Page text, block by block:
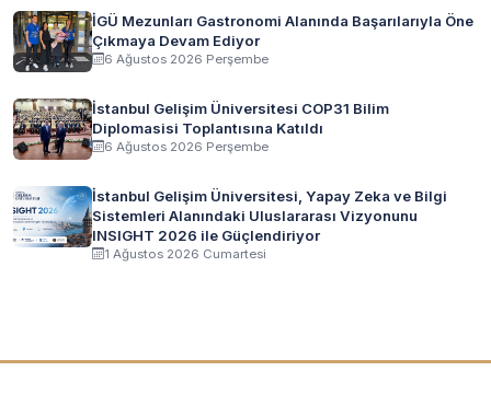
İGÜ Mezunları Gastronomi Alanında Başarılarıyla Öne
Çıkmaya Devam Ediyor
6 Ağustos 2026 Perşembe
İstanbul Gelişim Üniversitesi COP31 Bilim
Diplomasisi Toplantısına Katıldı
6 Ağustos 2026 Perşembe
İstanbul Gelişim Üniversitesi, Yapay Zeka ve Bilgi
Sistemleri Alanındaki Uluslararası Vizyonunu
INSIGHT 2026 ile Güçlendiriyor
1 Ağustos 2026 Cumartesi